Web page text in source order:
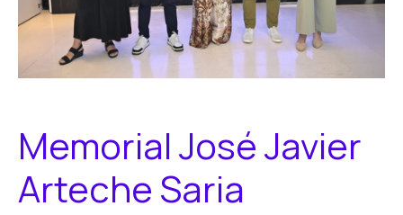
Memorial José Javier
Arteche Saria